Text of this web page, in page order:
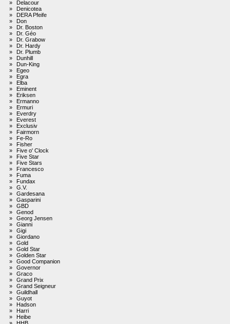
»
Delacour
»
Denicotea
»
DERA Pfeife
»
Don
»
Dr. Boston
»
Dr. Géo
»
Dr. Grabow
»
Dr. Hardy
»
Dr. Plumb
»
Dunhill
»
Dun-King
»
Egeo
»
Egra
»
Elba
»
Eminent
»
Eriksen
»
Ermanno
»
Ermuri
»
Everdry
»
Everest
»
Exclusiv
»
Fairmorn
»
Fe-Ro
»
Fisher
»
Five o' Clock
»
Five Star
»
Five Stars
»
Francesco
»
Fuma
»
Fundax
»
G.V.
»
Gardesana
»
Gasparini
»
GBD
»
Genod
»
Georg Jensen
»
Gianni
»
Gigi
»
Giordano
»
Gold
»
Gold Star
»
Golden Star
»
Good Companion
»
Governor
»
Graco
»
Grand Prix
»
Grand Seigneur
»
Guildhall
»
Guyot
»
Hadson
»
Harri
»
Heibe